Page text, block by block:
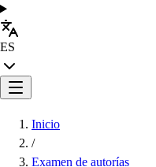
ES
Inicio
/
Examen de autorías